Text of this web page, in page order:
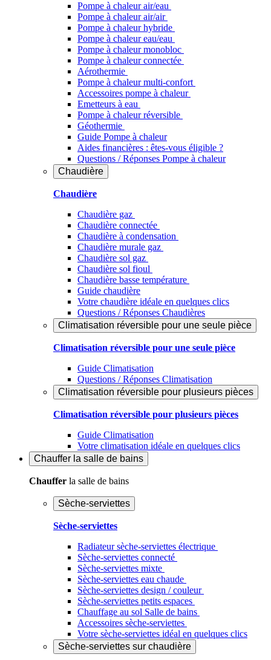
Pompe à chaleur air/eau
Pompe à chaleur air/air
Pompe à chaleur hybride
Pompe à chaleur​ eau/eau
Pompe à chaleur monobloc
Pompe à chaleur connectée
Aérothermie
Pompe à chaleur multi-confort
Accessoires pompe à chaleur
Emetteurs à eau
Pompe à chaleur réversible
Géothermie
Guide Pompe à chaleur
Aides financières : êtes-vous éligible ?
Questions / Réponses Pompe à chaleur
Chaudière
Chaudière
Chaudière gaz
Chaudière connectée
Chaudière à condensation
Chaudière murale gaz
Chaudière sol gaz
Chaudière sol fioul
Chaudière basse température
Guide chaudière
Votre chaudière idéale en quelques clics
Questions / Réponses Chaudières
Climatisation réversible pour une seule pièce
Climatisation réversible pour une seule pièce
Guide Climatisation
Questions / Réponses Climatisation
Climatisation réversible pour plusieurs pièces
Climatisation réversible pour plusieurs pièces
Guide Climatisation
Votre climatisation idéale en quelques clics
Chauffer la salle de bains
Chauffer la salle de bains
Sèche-serviettes
Sèche-serviettes
Radiateur sèche-serviettes électrique
Sèche-serviettes connecté
Sèche-serviettes mixte
Sèche-serviettes eau chaude
Sèche-serviettes design / couleur
Sèche-serviettes petits espaces
Chauffage au sol Salle de bains
Accessoires sèche-serviettes
Votre sèche-serviettes idéal en quelques clics
Sèche-serviettes sur chaudière